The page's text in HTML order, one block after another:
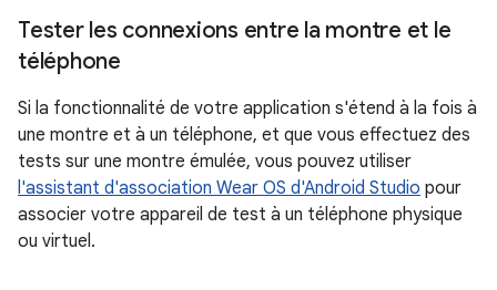
Tester les connexions entre la montre et le
téléphone
Si la fonctionnalité de votre application s'étend à la fois à
une montre et à un téléphone, et que vous effectuez des
tests sur une montre émulée, vous pouvez utiliser
l'assistant d'association Wear OS d'Android Studio pour
associer votre appareil de test à un téléphone physique
ou virtuel.